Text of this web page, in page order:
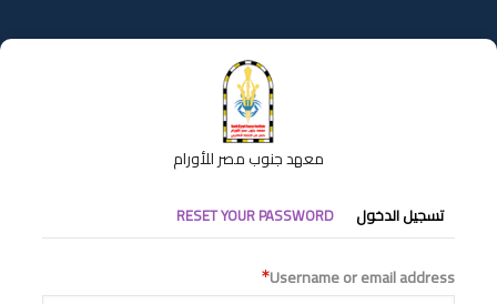
إلى
المحتوى
معهد جنوب مصر للأورام
التبويبات
الأساسية
تسجيل الدخول RESET YOUR PASSWORD
Username or email address